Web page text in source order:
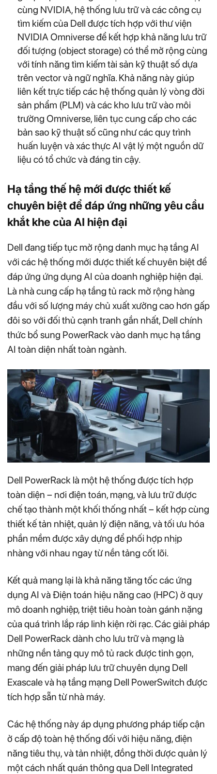
cùng NVIDIA, hệ thống lưu trữ và các công cụ
tìm kiếm của Dell được tích hợp với thư viện
NVIDIA Omniverse để kết hợp khả năng lưu trữ
đối tượng (object storage) có thể mở rộng cùng
với tính năng tìm kiếm tài sản kỹ thuật số dựa
trên vector và ngữ nghĩa. Khả năng này giúp
liên kết trực tiếp các hệ thống quản lý vòng đời
sản phẩm (PLM) và các kho lưu trữ vào môi
trường Omniverse, liên tục cung cấp cho các
bản sao kỹ thuật số cũng như các quy trình
huấn luyện và xác thực AI vật lý một nguồn dữ
liệu có tổ chức và đáng tin cậy.
Hạ tầng thế hệ mới được thiết kế
chuyên biệt để đáp ứng những yêu cầu
khắt khe của AI hiện đại
Dell đang tiếp tục mở rộng danh mục hạ tầng AI
với các hệ thống mới được thiết kế chuyên biệt để
đáp ứng ứng dụng AI của doanh nghiệp hiện đại.
Là nhà cung cấp hạ tầng tủ rack mở rộng hàng
đầu với số lượng máy chủ xuất xưởng cao hơn gấp
đôi so với đối thủ cạnh tranh gần nhất, Dell chính
thức bổ sung PowerRack vào danh mục hạ tầng
AI toàn diện nhất toàn ngành.
Dell PowerRack là một hệ thống được tích hợp
toàn diện – nơi điện toán, mạng, và lưu trữ được
chế tạo thành một khối thống nhất – kết hợp cùng
thiết kế tản nhiệt, quản lý điện năng, và tối ưu hóa
phần mềm được xây dựng để phối hợp nhịp
nhàng với nhau ngay từ nền tảng cốt lõi.
Kết quả mang lại là khả năng tăng tốc các ứng
dụng AI và Điện toán hiệu năng cao (HPC) ở quy
mô doanh nghiệp, triệt tiêu hoàn toàn gánh nặng
của quá trình lắp ráp linh kiện rời rạc. Các giải pháp
Dell PowerRack dành cho lưu trữ và mạng là
những nền tảng quy mô tủ rack được tinh gọn,
mang đến giải pháp lưu trữ chuyên dụng Dell
Exascale và hạ tầng mạng Dell PowerSwitch được
tích hợp sẵn từ nhà máy.
Các hệ thống này áp dụng phương pháp tiếp cận
ở cấp độ toàn hệ thống đối với hiệu năng, điện
năng tiêu thụ, và tản nhiệt, đồng thời được quản lý
một cách nhất quán thông qua Dell Integrated